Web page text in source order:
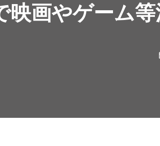
映画やゲーム